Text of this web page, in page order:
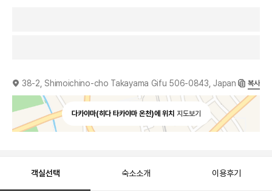
38-2, Shimoichino-cho Takayama Gifu 506-0843, Japan 복사
다카야마(히다 타카야마 온천)에 위치 지도보기
객실선택 숙소소개 이용후기